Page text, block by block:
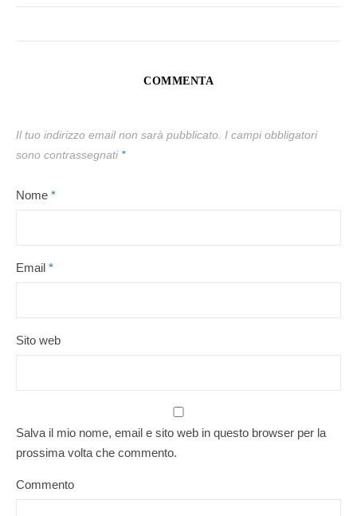
COMMENTA
Il tuo indirizzo email non sarà pubblicato. I campi obbligatori
sono contrassegnati *
Nome *
Email *
Sito web
Salva il mio nome, email e sito web in questo browser per la
prossima volta che commento.
Commento